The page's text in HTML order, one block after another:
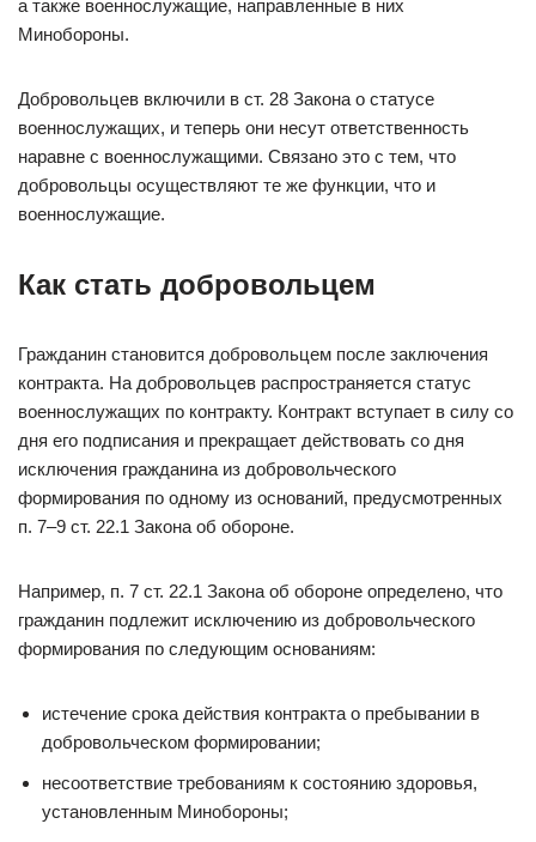
а также военнослужащие, направленные в них
Минобороны.
Добровольцев включили в ст. 28 Закона о статусе
военнослужащих, и теперь они несут ответственность
наравне с военнослужащими. Связано это с тем, что
добровольцы осуществляют те же функции, что и
военнослужащие.
Как стать добровольцем
Гражданин становится добровольцем после заключения
контракта. На добровольцев распространяется статус
военнослужащих по контракту. Контракт вступает в силу со
дня его подписания и прекращает действовать со дня
исключения гражданина из добровольческого
формирования по одному из оснований, предусмотренных
п. 7–9 ст. 22.1 Закона об обороне.
Например, п. 7 ст. 22.1 Закона об обороне определено, что
гражданин подлежит исключению из добровольческого
формирования по следующим основаниям:
истечение срока действия контракта о пребывании в
добровольческом формировании;
несоответствие требованиям к состоянию здоровья,
установленным Минобороны;